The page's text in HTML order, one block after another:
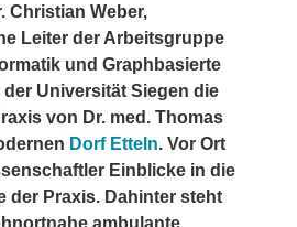
Christian Weber,
Leiter der Arbeitsgruppe
und Graphbasierte
der Universität Siegen die
von Dr. med. Thomas
Dorf Etteln. Vor Ort
Einblicke in die
der Praxis. Dahinter steht
ambulante